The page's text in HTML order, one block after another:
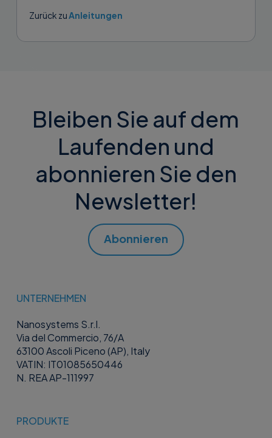
Zurück zuAnleitungen
Bleiben Sie auf dem
Laufenden und
abonnieren Sie den
Newsletter!
Abonnieren
UNTERNEHMEN
Nanosystems S.r.l.
Via del Commercio, 76/A
63100 Ascoli Piceno (AP), Italy
VATIN: IT01085650446
N. REA AP-111997
PRODUKTE